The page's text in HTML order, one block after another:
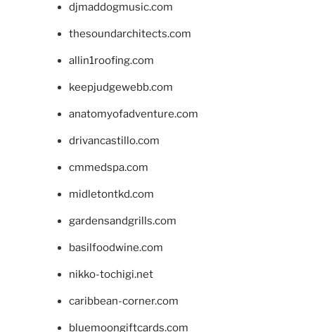
djmaddogmusic.com
thesoundarchitects.com
allin1roofing.com
keepjudgewebb.com
anatomyofadventure.com
drivancastillo.com
cmmedspa.com
midletontkd.com
gardensandgrills.com
basilfoodwine.com
nikko-tochigi.net
caribbean-corner.com
bluemoongiftcards.com